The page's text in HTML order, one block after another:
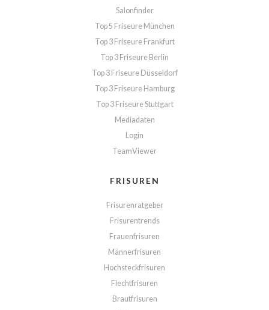
Salonfinder
Top 5 Friseure München
Top 3 Friseure Frankfurt
Top 3 Friseure Berlin
Top 3 Friseure Düsseldorf
Top 3 Friseure Hamburg
Top 3 Friseure Stuttgart
Mediadaten
Login
TeamViewer
FRISUREN
Frisurenratgeber
Frisurentrends
Frauenfrisuren
Männerfrisuren
Hochsteckfrisuren
Flechtfrisuren
Brautfrisuren